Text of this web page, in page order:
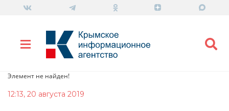
Элемент не найден!
12:13, 20 августа 2019